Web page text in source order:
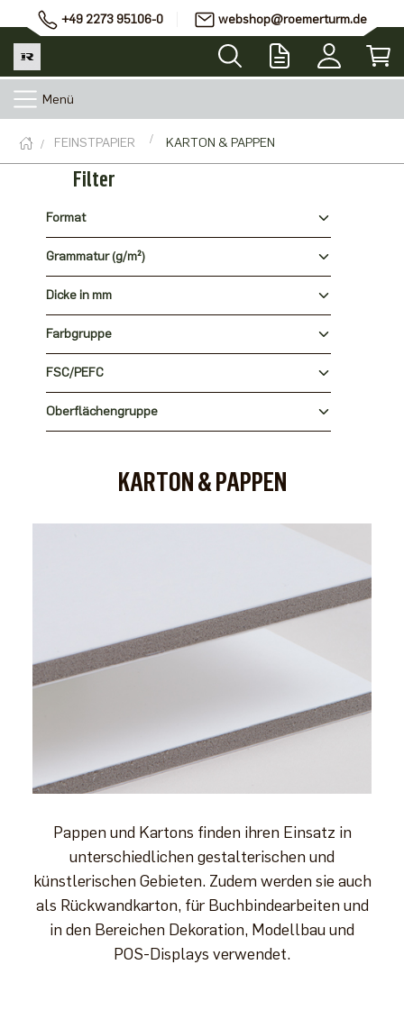
+49 2273 95106-0 webshop@roemerturm.de
Menü
FEINSTPAPIER KARTON & PAPPEN
Filter
Format
Grammatur (g/m²)
Dicke in mm
Farbgruppe
FSC/PEFC
Oberflächengruppe
KARTON & PAPPEN
Pappen und Kartons finden ihren Einsatz in
unterschiedlichen gestalterischen und
künstlerischen Gebieten. Zudem werden sie auch
als Rückwandkarton, für Buchbindearbeiten und
in den Bereichen Dekoration, Modellbau und
POS-Displays verwendet.